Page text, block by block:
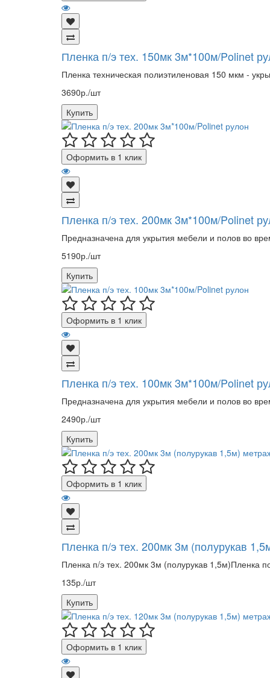
Пленка п/э тех. 150мк 3м*100м/Polinet
Пленка техническая полиэтиленовая 150 мкм -
3690р./шт
Купить
Оформить в 1 клик
Пленка п/э тех. 200мк 3м*100м/Polinet
Предназначена для укрытия мебели и полов во
5190р./шт
Купить
Оформить в 1 клик
Пленка п/э тех. 100мк 3м*100м/Polinet
Предназначена для укрытия мебели и полов во
2490р./шт
Купить
Оформить в 1 клик
Пленка п/э тех. 200мк 3м (полурукав
Пленка п/э тех. 200мк 3м (полурукав 1,5м)Пленка
135р./шт
Купить
Оформить в 1 клик